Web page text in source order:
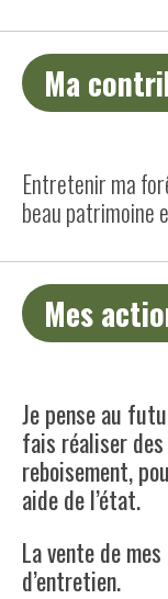
Ma
Entretenir ma
beau patrimoine
Mes
Je pense au
fais réaliser
reboisement,
aide de l’état.
La vente de
d’entretien.